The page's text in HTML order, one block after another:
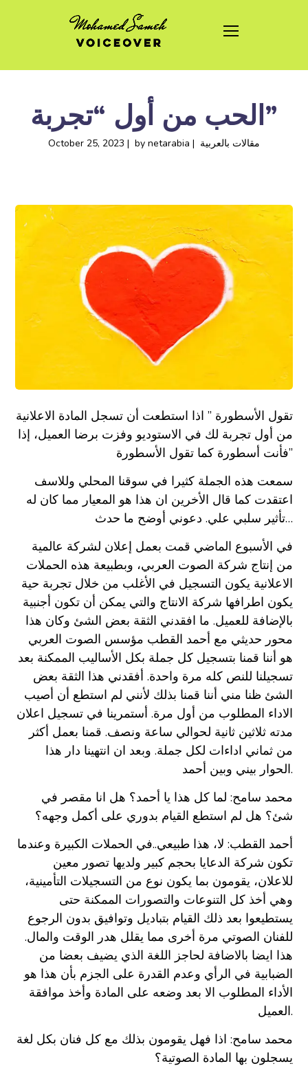
الحب من أول “تجربة”
October 25, 2023 by netarabia مقالات بالعربية
تقول الأسطورة ” اذا استطعت أن تسجل المادة الاعلانية
من أول تجربة لك في الاستوديو وفزت برضا العميل، إذا
فأنت أسطورة كما تقول الأسطورة”
سمعت هذه الجملة كثيرا في سوقنا المحلي وللاسف
اعتقدت كما قال الأخرين ان هذا هو المعيار مما كان له
تأثير سلبي علي. دعوني أوضح ما حدث…
في الأسبوع الماضي قمت بعمل إعلان لشركة عالمية
من إنتاج شركة الصوت العربي، وبطبيعة هذه الحملات
الاعلانية يكون التسجيل في الأغلب من خلال تجربة حية
يكون اطرافها شركة الانتاج والتي يمكن أن تكون أجنبية
بالإضافة للعميل. ما افقدني الثقة بعض الشئ وكان هذا
محور حديثي مع أحمد القطب مؤسس الصوت العربي
هو أننا قمنا بتسجيل كل جملة بكل الأساليب الممكنة بعد
تسجيلنا للنص كله مرة واحدة. أفقدني هذا الثقة بعض
الشئ ظنا مني أننا قمنا بذلك لأنني لم استطع أن أصيب
الاداء المطلوب من أول مرة. أستمرينا في تسجيل اعلان
مدته ثلاثين ثانية لحوالي ساعة ونصف. قمنا بعمل أكثر
من ثماني اداءات لكل جملة. وبعد ان انتهينا دار هذا
الحوار بيني وبين أحمد.
محمد سامح: لما كل هذا يا أحمد؟ هل انا مقصر في
شئ؟ هل لم استطع القيام بدوري على أكمل وجهه؟
أحمد القطب: لا، هذا طبيعي..في الحملات الكبيرة وعندما
تكون شركة الدعايا بحجم كبير ولديها تصور معين
للاعلان، يقومون بما يكون نوع من التسجيلات التأمينية،
وهي أخذ كل التنوعات والتصورات الممكنة حتى
يستطيعوا بعد ذلك القيام بتباديل وتوافيق بدون الرجوع
للفنان الصوتي مرة أخرى مما يقلل هدر الوقت والمال.
هذا ايضا بالاضافة لحاجز اللغة الذي يضيف بعضا من
الضبابية في الرأي وعدم القدرة على الجزم بأن هذا هو
الأداء المطلوب الا بعد وضعه على المادة وأخذ موافقة
العميل.
محمد سامح: اذا فهل يقومون بذلك مع كل فنان بكل لغة
يسجلون بها المادة الصوتية؟